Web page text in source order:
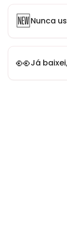
🆕Nunca
👀Já